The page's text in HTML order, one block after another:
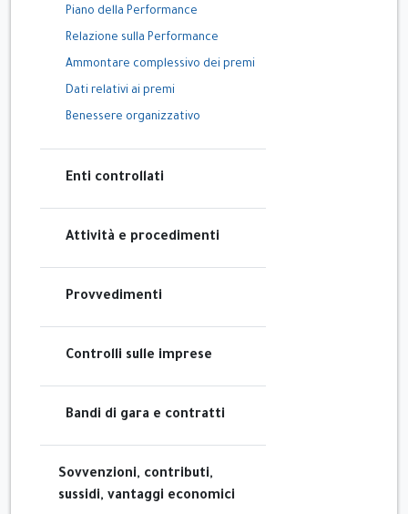
Piano della Performance
Relazione sulla Performance
Ammontare complessivo dei premi
Dati relativi ai premi
Benessere organizzativo
Enti controllati
Attività e procedimenti
Provvedimenti
Controlli sulle imprese
Bandi di gara e contratti
Sovvenzioni, contributi,
sussidi, vantaggi economici